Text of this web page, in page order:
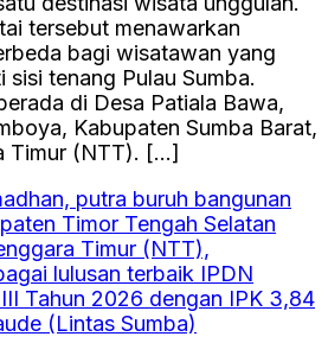
tersebut menawarkan
bagi wisatawan yang
sisi tenang Pulau Sumba.
di Desa Patiala Bawa,
Kabupaten Sumba Barat,
Timur (NTT). […]